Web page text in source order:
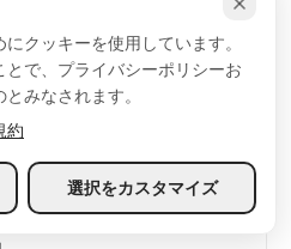
料/有料ブロックを閲覧
き出し無制限
ト、モバイルのブレークポ
クッキーを使用しています。
で、プライバシーポリシーお
みなされます。
約
選択をカスタマイズ